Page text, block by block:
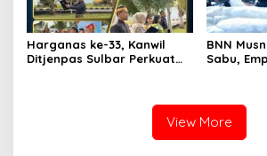
Harganas ke-33, Kanwil
Ditjenpas Sulbar Perkuat
BNN
Sabu,
View More